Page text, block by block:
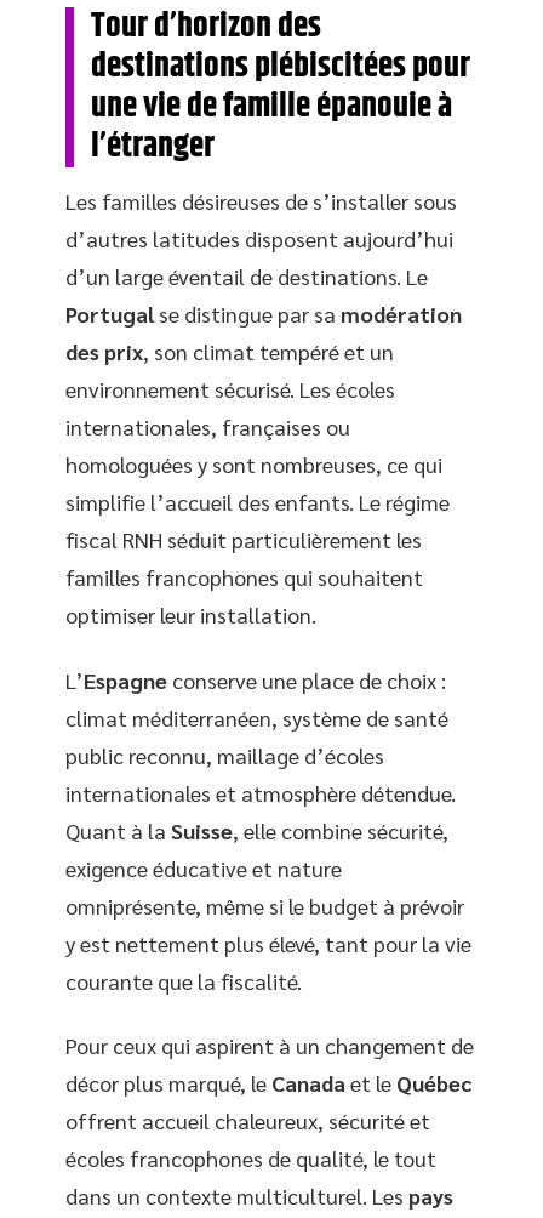
Tour d’horizon des
destinations plébiscitées pour
une vie de famille épanouie à
l’étranger
Les familles désireuses de s’installer sous
d’autres latitudes disposent aujourd’hui
d’un large éventail de destinations. Le
Portugalse distingue par sa modération
des prix, son climat tempéré et un
environnement sécurisé. Les écoles
internationales, françaises ou
homologuées y sont nombreuses, ce qui
simplifie l’accueil des enfants. Le régime
fiscal RNH séduit particulièrement les
familles francophones qui souhaitent
optimiser leur installation.
L’Espagne conserve une place de choix :
climat méditerranéen, système de santé
public reconnu, maillage d’écoles
internationales et atmosphère détendue.
Quant à la Suisse, elle combine sécurité,
exigence éducative et nature
omniprésente, même si le budget à prévoir
y est nettement plus élevé, tant pour la vie
courante que la fiscalité.
Pour ceux qui aspirent à un changement de
décor plus marqué, le Canada et le Québec
offrent accueil chaleureux, sécurité et
écoles francophones de qualité, le tout
dans un contexte multiculturel. Les pays